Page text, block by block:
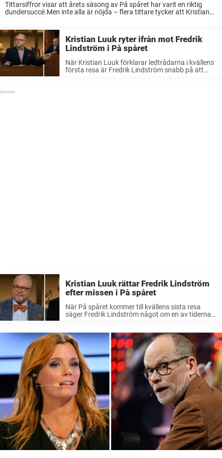
Tittarsiffror visar att årets säsong av På spåret har varit en riktig
dundersuccé.Men inte alla är nöjda – flera tittare tycker att Kristian
Kristian Luuk ryter ifrån mot Fredrik
Lindström i På spåret
När Kristian Luuk förklarar ledtrådarna i kvällens
första resa är Fredrik Lindström snabb på att
Kristian Luuk rättar Fredrik Lindström
efter missen i På spåret
När På spåret kommer till kvällens sista resa
säger Fredrik Lindström något om en av tidernas
Fredagen bjöd på ännu ...